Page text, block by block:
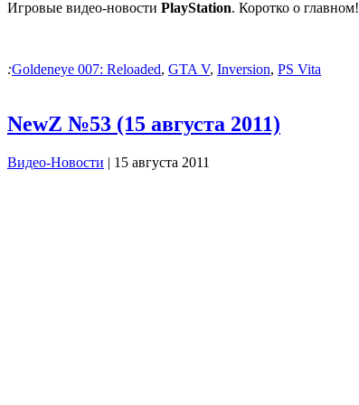
Игровые видео-новости PlayStation. Коротко о главном!
:Goldeneye 007: Reloaded, GTA V, Inversion, PS Vita
NewZ №53 (15 августа 2011)
Видео-Новости | 15 августа 2011